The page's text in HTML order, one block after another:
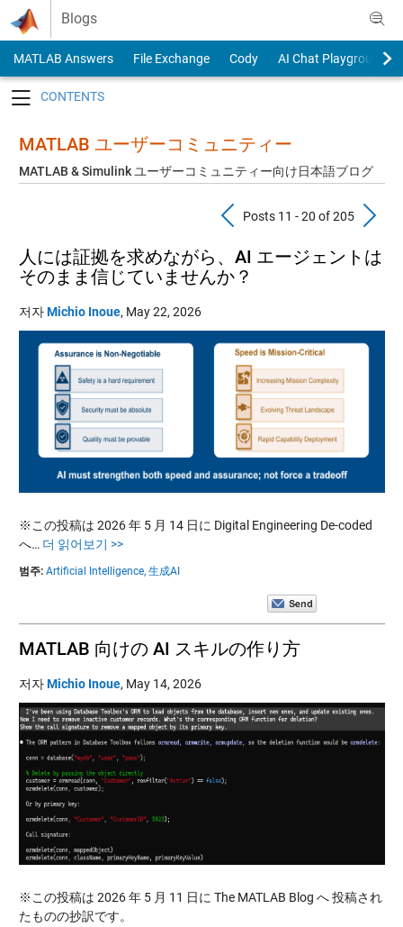
Skip to content
Blogs
MATLAB Answers File Exchange Cody
AI Chat Playground
MATLAB ユーザーコミュニティー
MATLAB & Simulink ユーザーコミュニティー向け日本語ブログ
Previous
Posts 11 - 20 of 205
人には証拠を求めながら、AI エージェントは
そのまま信じていませんか？
저자Michio Inoue, May 22, 2026
※この投稿は 2026 年 5 月 14 日に Digital Engineering De-coded
へ… 더 읽어보기 >>
범주: Artificial Intelligence, 生成AI
MATLAB 向けの AI スキルの作り方
저자Michio Inoue, May 14, 2026
※この投稿は 2026 年 5 月 11 日に The MATLAB Blog へ 投稿され
たものの抄訳です。